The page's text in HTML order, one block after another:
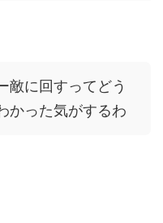
敵に回すってどう
かった気がするわ